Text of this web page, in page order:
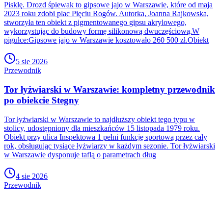
Pisklę. Drozd śpiewak to gipsowe jajo w Warszawie, które od maja
2023 roku zdobi plac Pięciu Rogów. Autorka, Joanna Rajkowska,
stworzyła ten obiekt z pigmentowanego gipsu akrylowego,
wykorzystując do budowy formę silikonową dwuczęściową.W
pigułce:Gipsowe jajo w Warszawie kosztowało 260 500 zł.Obiekt
5 sie 2026
Przewodnik
Tor łyżwiarski w Warszawie: kompletny przewodnik
po obiekcie Stegny
Tor łyżwiarski w Warszawie to najdłuższy obiekt tego typu w
stolicy, udostępniony dla mieszkańców 15 listopada 1979 roku.
Obiekt przy ulica Inspektowa 1 pełni funkcję sportową przez cały
rok, obsługując tysiące łyżwiarzy w każdym sezonie. Tor łyżwiarski
w Warszawie dysponuje taflą o parametrach dług
4 sie 2026
Przewodnik